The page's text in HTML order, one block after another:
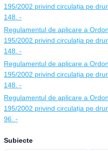
195/2002 privind circulația pe
148. -
Regulamentul de aplicare a
195/2002 privind circulația pe
148. -
Regulamentul de aplicare a
195/2002 privind circulația pe
148. -
Regulamentul de aplicare a
195/2002 privind circulația pe
96. -
Subiecte